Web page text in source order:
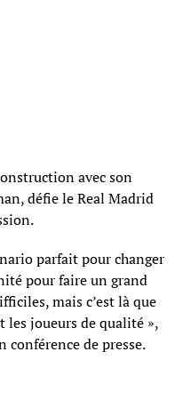
avec son
défie le Real Madrid
parfait pour changer
pour faire un grand
mais c’est là que
les joueurs de qualité »,
conférence de presse.